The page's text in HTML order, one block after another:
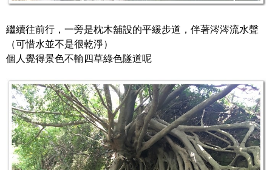
繼續往前行，一旁是枕木舖設的平緩步道，伴著涔涔流水聲
（可惜水並不是很乾淨）
個人覺得景色不輸四草綠色隧道呢